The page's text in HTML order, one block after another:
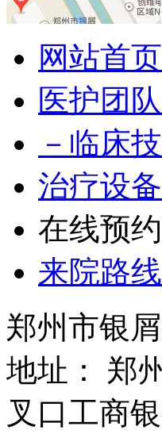
网站首
医护团
－临床
治疗设
在线预
来院路线
郑州市银
地址： 郑
叉口工商银